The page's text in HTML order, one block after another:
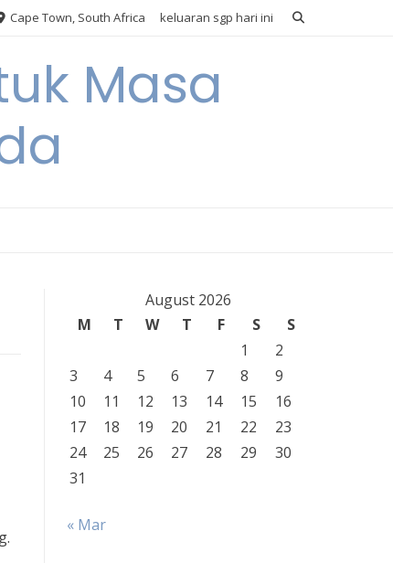
Cape Town, South Africa keluaran sgp hari ini
Masa
August 2026
M
T W T F S
S
1
2
3
4 5 6 7 8
9
10
11 12 13 14 15
16
17
18 19 20 21 22
23
24
25 26 27 28 29
30
31
« Mar